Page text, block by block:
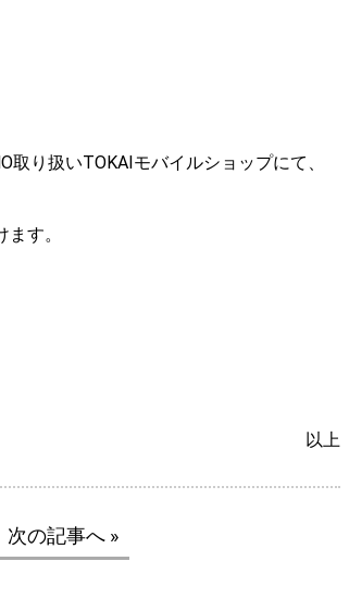
り扱いTOKAIモバイルショップにて、
す。
以上
次の記事へ »